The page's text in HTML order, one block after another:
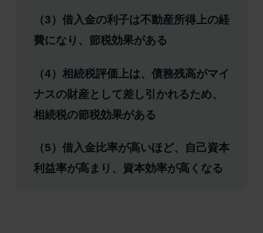
（3）借入金の利子は不動産所得上の経
費になり、節税効果がある
（4）相続税評価上は、債務残高がマイ
ナスの財産として差し引かれるため、
相続税の節税効果がある
（5）借入金比率が高いほど、自己資本
利益率が高まり、資本効率が高くなる